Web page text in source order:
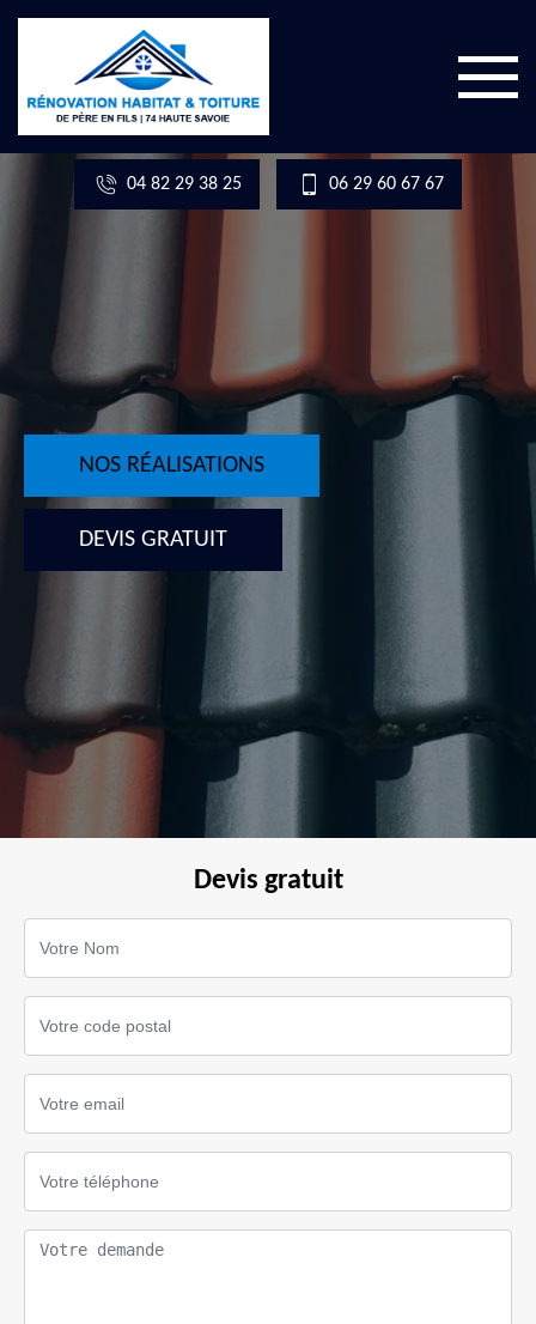
04 82 29 38 25 06 29 60 67 67
NOS RÉALISATIONS
DEVIS GRATUIT
Devis gratuit